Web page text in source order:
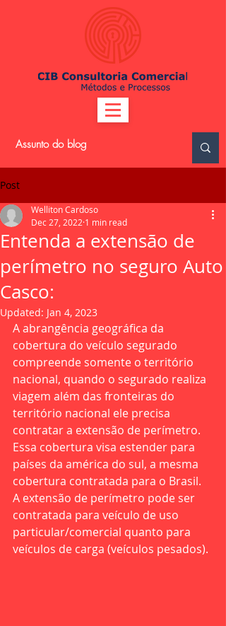
Post
Entenda a extensão de
perímetro no seguro Auto
Casco:
Welliton Cardoso
Dec 27, 2022 1 min read
Updated: Jan 4, 2023
A abrangência geográfica da
cobertura do veículo segurado
compreende somente o território
nacional, quando o segurado realiza
viagem além das fronteiras do
território nacional ele precisa
contratar a extensão de perímetro.
Essa cobertura visa estender para
países da américa do sul, a mesma
cobertura contratada para o Brasil.
A extensão de perímetro pode ser
contratada para veículo de uso
particular/comercial quanto para
veículos de carga (veículos pesados).